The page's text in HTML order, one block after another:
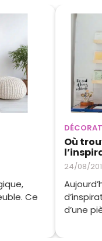
Ce
Où
24/08/
d’une